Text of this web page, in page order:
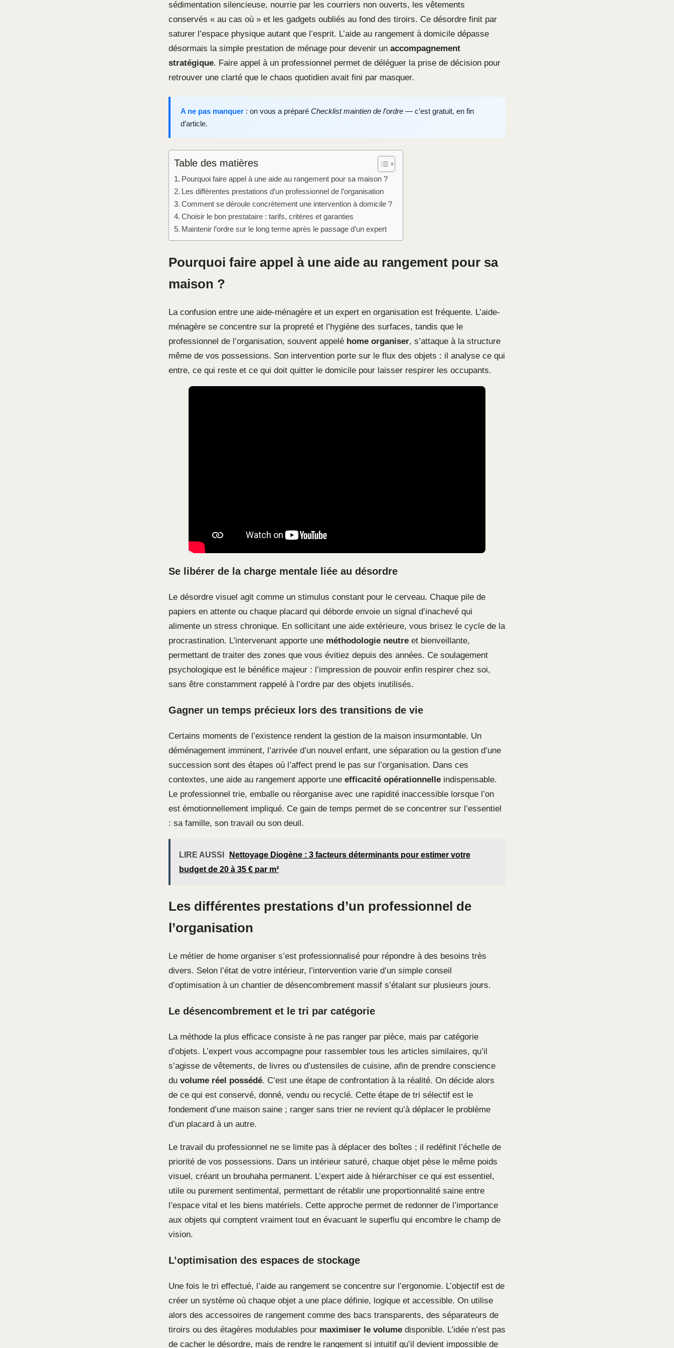
sédimentation silencieuse, nourrie par les courriers non ouverts, les vêtements
conservés « au cas où » et les gadgets oubliés au fond des tiroirs. Ce désordre finit par
saturer l’espace physique autant que l’esprit. L’aide au rangement à domicile dépasse
désormais la simple prestation de ménage pour devenir un accompagnement
stratégique. Faire appel à un professionnel permet de déléguer la prise de décision pour
retrouver une clarté que le chaos quotidien avait fini par masquer.
A ne pas manquer : on vous a préparé Checklist maintien de l’ordre — c’est gratuit, en fin
d’article.
Table des matières
Pourquoi faire appel à une aide au rangement pour sa maison ?
Les différentes prestations d’un professionnel de l’organisation
Comment se déroule concrètement une intervention à domicile ?
Choisir le bon prestataire : tarifs, critères et garanties
Maintenir l’ordre sur le long terme après le passage d’un expert
Pourquoi faire appel à une aide au rangement pour sa
maison ?
La confusion entre une aide-ménagère et un expert en organisation est fréquente. L’aide-
ménagère se concentre sur la propreté et l’hygiène des surfaces, tandis que le
professionnel de l’organisation, souvent appelé home organiser, s’attaque à la structure
même de vos possessions. Son intervention porte sur le flux des objets : il analyse ce qui
entre, ce qui reste et ce qui doit quitter le domicile pour laisser respirer les occupants.
Se libérer de la charge mentale liée au désordre
Le désordre visuel agit comme un stimulus constant pour le cerveau. Chaque pile de
papiers en attente ou chaque placard qui déborde envoie un signal d’inachevé qui
alimente un stress chronique. En sollicitant une aide extérieure, vous brisez le cycle de la
procrastination. L’intervenant apporte une méthodologie neutre et bienveillante,
permettant de traiter des zones que vous évitiez depuis des années. Ce soulagement
psychologique est le bénéfice majeur : l’impression de pouvoir enfin respirer chez soi,
sans être constamment rappelé à l’ordre par des objets inutilisés.
Gagner un temps précieux lors des transitions de vie
Certains moments de l’existence rendent la gestion de la maison insurmontable. Un
déménagement imminent, l’arrivée d’un nouvel enfant, une séparation ou la gestion d’une
succession sont des étapes où l’affect prend le pas sur l’organisation. Dans ces
contextes, une aide au rangement apporte une efficacité opérationnelle indispensable.
Le professionnel trie, emballe ou réorganise avec une rapidité inaccessible lorsque l’on
est émotionnellement impliqué. Ce gain de temps permet de se concentrer sur l’essentiel
: sa famille, son travail ou son deuil.
LIRE AUSSI
Nettoyage Diogène : 3 facteurs déterminants pour estimer votre
budget de 20 à 35 € par m²
Les différentes prestations d’un professionnel de
l’organisation
Le métier de home organiser s’est professionnalisé pour répondre à des besoins très
divers. Selon l’état de votre intérieur, l’intervention varie d’un simple conseil
d’optimisation à un chantier de désencombrement massif s’étalant sur plusieurs jours.
Le désencombrement et le tri par catégorie
La méthode la plus efficace consiste à ne pas ranger par pièce, mais par catégorie
d’objets. L’expert vous accompagne pour rassembler tous les articles similaires, qu’il
s’agisse de vêtements, de livres ou d’ustensiles de cuisine, afin de prendre conscience
du volume réel possédé. C’est une étape de confrontation à la réalité. On décide alors
de ce qui est conservé, donné, vendu ou recyclé. Cette étape de tri sélectif est le
fondement d’une maison saine ; ranger sans trier ne revient qu’à déplacer le problème
d’un placard à un autre.
Le travail du professionnel ne se limite pas à déplacer des boîtes ; il redéfinit l’échelle de
priorité de vos possessions. Dans un intérieur saturé, chaque objet pèse le même poids
visuel, créant un brouhaha permanent. L’expert aide à hiérarchiser ce qui est essentiel,
utile ou purement sentimental, permettant de rétablir une proportionnalité saine entre
l’espace vital et les biens matériels. Cette approche permet de redonner de l’importance
aux objets qui comptent vraiment tout en évacuant le superflu qui encombre le champ de
vision.
L’optimisation des espaces de stockage
Une fois le tri effectué, l’aide au rangement se concentre sur l’ergonomie. L’objectif est de
créer un système où chaque objet a une place définie, logique et accessible. On utilise
alors des accessoires de rangement comme des bacs transparents, des séparateurs de
tiroirs ou des étagères modulables pour maximiser le volume disponible. L’idée n’est pas
de cacher le désordre, mais de rendre le rangement si intuitif qu’il devient impossible de